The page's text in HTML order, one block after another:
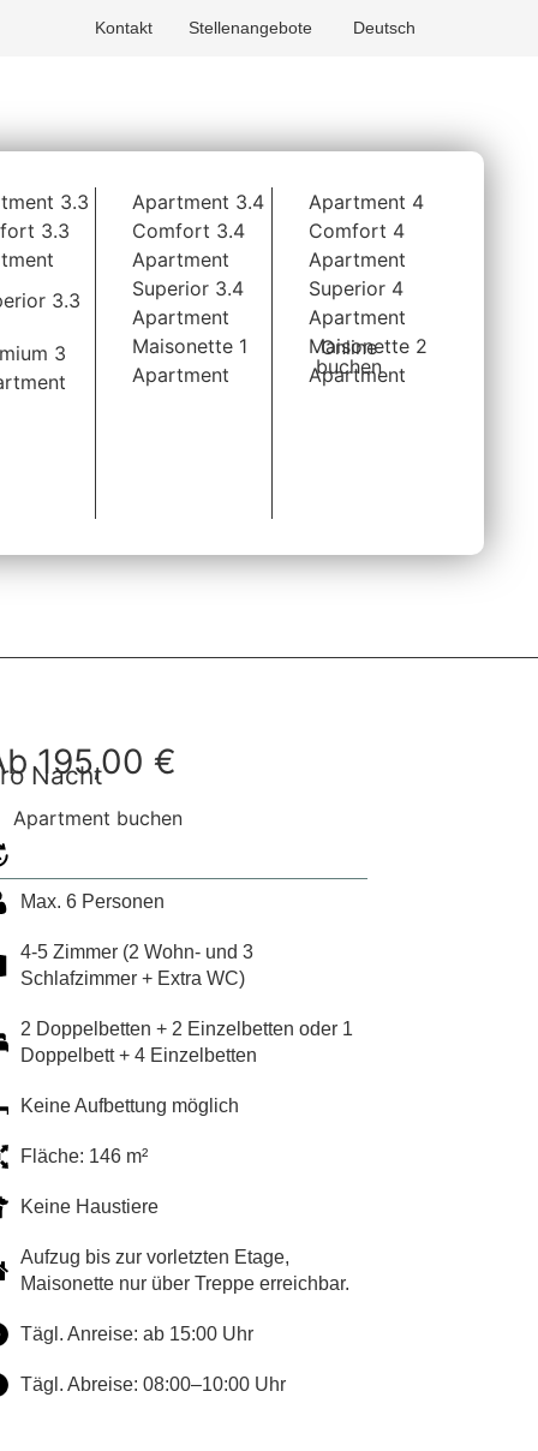
Kontakt Stellenangebote Deutsch
3.3
3.3
3.3
3
Apartment 3.4
Comfort 3.4
Apartment
Superior 3.4
Apartment
Maisonette 1
Apartment
Apartment 4
Comfort 4
Apartment
Superior 4
Apartment
Maisonette 2
Apartment
Online
buchen
Integrierte Küche
195,00 €
Nacht
Apartment buchen
Max. 6 Personen
4-5 Zimmer (2 Wohn- und 3
Schlafzimmer + Extra WC)
2 Doppelbetten + 2 Einzelbetten oder 1
Doppelbett + 4 Einzelbetten
Keine Aufbettung möglich
Fläche: 146 m²
Keine Haustiere
Aufzug bis zur vorletzten Etage,
Maisonette nur über Treppe erreichbar.
Tägl. Anreise: ab 15:00 Uhr
Tägl. Abreise: 08:00–10:00 Uhr